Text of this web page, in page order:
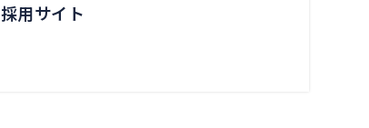
採用サイト